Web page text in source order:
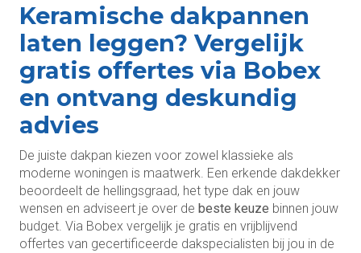
Keramische dakpannen
laten leggen? Vergelijk
gratis offertes via Bobex
en ontvang deskundig
advies
De juiste dakpan kiezen voor zowel klassieke als
moderne woningen is maatwerk. Een erkende dakdekker
beoordeelt de hellingsgraad, het type dak en jouw
wensen en adviseert je over de beste keuze binnen jouw
budget. Via Bobex vergelijk je gratis en vrijblijvend
offertes van gecertificeerde dakspecialisten bij jou in de